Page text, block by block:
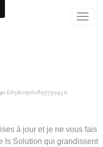
à jour et je ne vous fais
Is Solution qui grandissent